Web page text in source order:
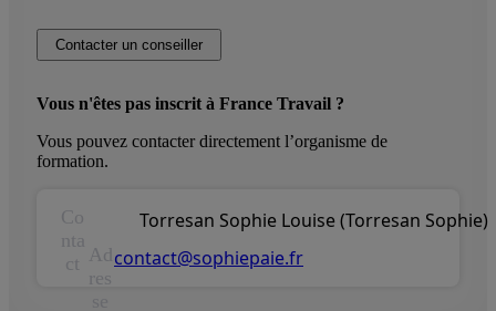
Contacter un conseiller
Vous n'êtes pas inscrit à France Travail ?
Vous pouvez contacter directement l’organisme de
formation.
Co
nta
ct
Torresan Sophie Louise (Torresan Sophie)
Ad
res
contact@sophiepaie.fr